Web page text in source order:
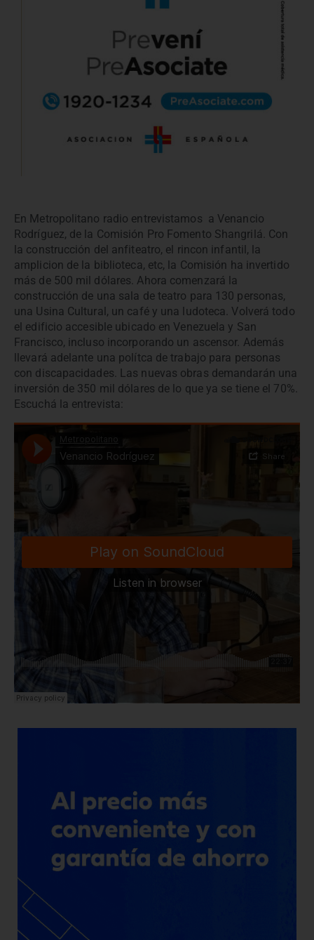
En Metropolitano radio entrevistamos a Venancio
Rodríguez, de la Comisión Pro Fomento Shangrilá. Con
la construcción del anfiteatro, el rincon infantil, la
amplicion de la biblioteca, etc, la Comisión ha invertido
más de 500 mil dólares. Ahora comenzará la
construcción de una sala de teatro para 130 personas,
una Usina Cultural, un café y una ludoteca. Volverá todo
el edificio accesible ubicado en Venezuela y San
Francisco, incluso incorporando un ascensor. Además
llevará adelante una polítca de trabajo para personas
con discapacidades. Las nuevas obras demandarán una
inversión de 350 mil dólares de lo que ya se tiene el 70%.
Escuchá la entrevista: